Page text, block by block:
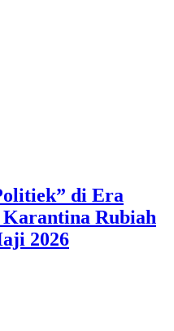
di Era
Rubiah
2026